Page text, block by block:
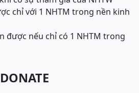
chỉ với 1 NHTM trong nền kinh
được nếu chỉ có 1 NHTM trong
DONATE